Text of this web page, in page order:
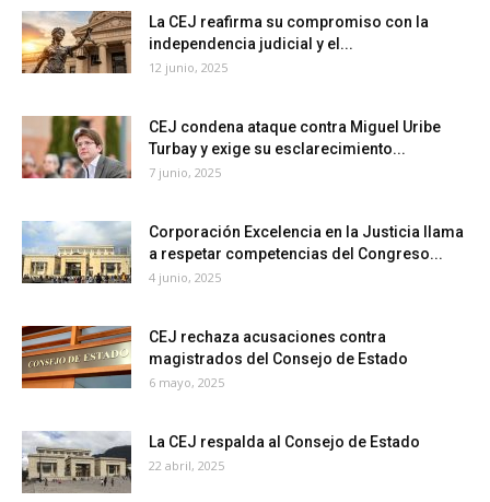
La CEJ reafirma su compromiso con la
independencia judicial y el...
12 junio, 2025
CEJ condena ataque contra Miguel Uribe
Turbay y exige su esclarecimiento...
7 junio, 2025
Corporación Excelencia en la Justicia llama
a respetar competencias del Congreso...
4 junio, 2025
CEJ rechaza acusaciones contra
magistrados del Consejo de Estado
6 mayo, 2025
La CEJ respalda al Consejo de Estado
22 abril, 2025